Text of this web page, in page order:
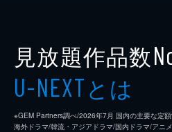
見放題作品数
U-NEXTとは
※GEM Partners調べ/2026年7⽉ 国内の主要な定
海外ドラマ/韓流・アジアドラマ/国内ドラマ/アニ